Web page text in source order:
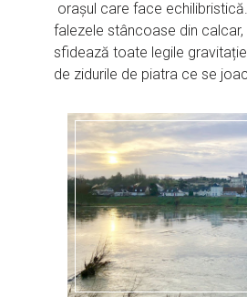
orașul care face
falezele stâncoase din
sfidează toate legile
de zidurile de piatra ce se